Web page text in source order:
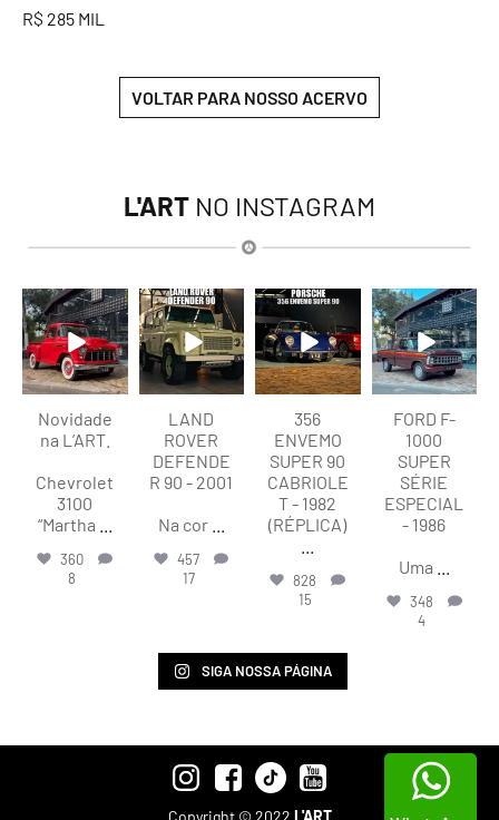
R$ 285 MIL
VOLTAR PARA NOSSO ACERVO
L'ART NO INSTAGRAM
lart.br
Ago 8
Novidade
na L’ART.
Chevrolet
3100
“Martha
360
8
lart.br
Ago 8
LAND
ROVER
DEFENDE
R 90 - 2001
Na cor
457
17
lart.br
Ago 8
356
ENVEMO
SUPER 90
CABRIOLE
T - 1982
(RÉPLICA)
828
15
lart.br
Ago 7
FORD F-
1000
SUPER
SÉRIE
ESPECIAL
- 1986
Uma
348
4
SIGA NOSSA PÁGINA
Copyright © 2022 L'ART